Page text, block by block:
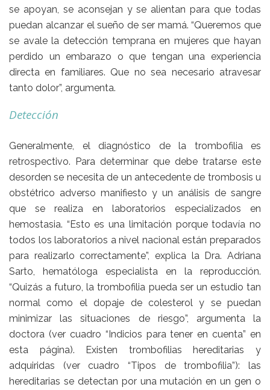
se apoyan, se aconsejan y se alientan para que todas
puedan alcanzar el sueño de ser mamá. “Queremos que
se avale la detección temprana en mujeres que hayan
perdido un embarazo o que tengan una experiencia
directa en familiares. Que no sea necesario atravesar
tanto dolor”, argumenta.
Detección
Generalmente, el diagnóstico de la trombofilia es
retrospectivo. Para determinar que debe tratarse este
desorden se necesita de un antecedente de trombosis u
obstétrico adverso manifiesto y un análisis de sangre
que se realiza en laboratorios especializados en
hemostasia. “Esto es una limitación porque todavía no
todos los laboratorios a nivel nacional están preparados
para realizarlo correctamente”, explica la Dra. Adriana
Sarto, hematóloga especialista en la reproducción.
“Quizás a futuro, la trombofilia pueda ser un estudio tan
normal como el dopaje de colesterol y se puedan
minimizar las situaciones de riesgo”, argumenta la
doctora (ver cuadro “Indicios para tener en cuenta” en
esta página). Existen trombofilias hereditarias y
adquiridas (ver cuadro “Tipos de trombofilia”): las
hereditarias se detectan por una mutación en un gen o